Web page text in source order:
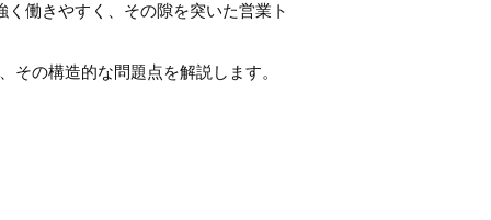
働きやすく、その隙を突いた営業ト
その構造的な問題点を解説します。